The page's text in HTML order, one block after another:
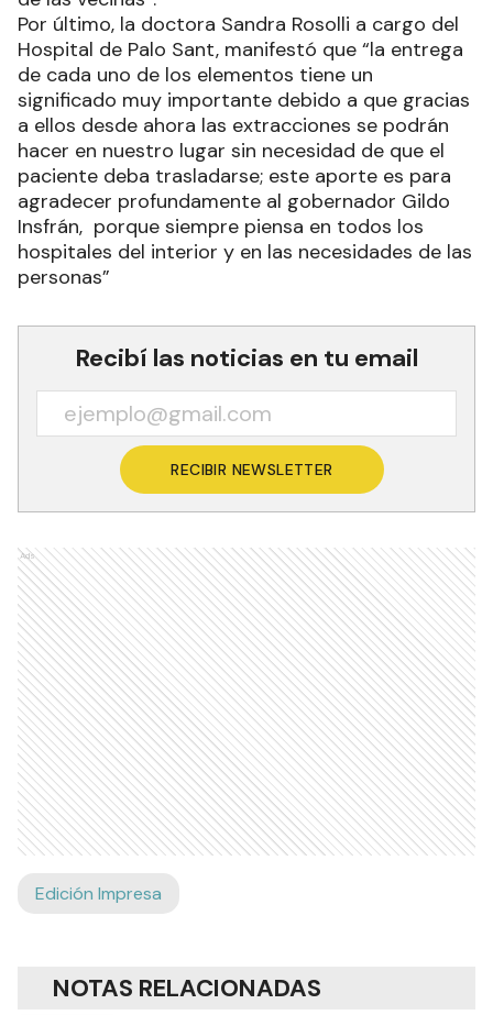
Por último, la doctora Sandra Rosolli a cargo del
Hospital de Palo Sant, manifestó que “la entrega
de cada uno de los elementos tiene un
significado muy importante debido a que gracias
a ellos desde ahora las extracciones se podrán
hacer en nuestro lugar sin necesidad de que el
paciente deba trasladarse; este aporte es para
agradecer profundamente al gobernador Gildo
Insfrán, porque siempre piensa en todos los
hospitales del interior y en las necesidades de las
personas”
Recibí las noticias en tu email
RECIBIR NEWSLETTER
Ads
Edición Impresa
NOTAS RELACIONADAS